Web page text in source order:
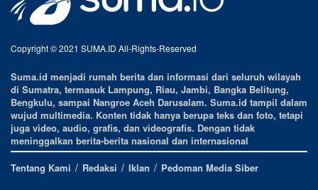
Copyright © 2021 SUMA.ID All-Rights-Reserved
Suma.id menjadi rumah berita dan informasi dari seluruh wilayah
di Sumatra, termasuk Lampung, Riau, Jambi, Bangka Belitung,
Bengkulu, sampai Nangroe Aceh Darusalam. Suma.id tampil dalam
wujud multimedia. Konten tidak hanya berupa teks dan foto, tetapi
juga video, audio, grafis, dan videografis. Dengan tidak
meninggalkan berita-berita nasional dan internasional
Tentang Kami
Redaksi Iklan Pedoman Media Siber